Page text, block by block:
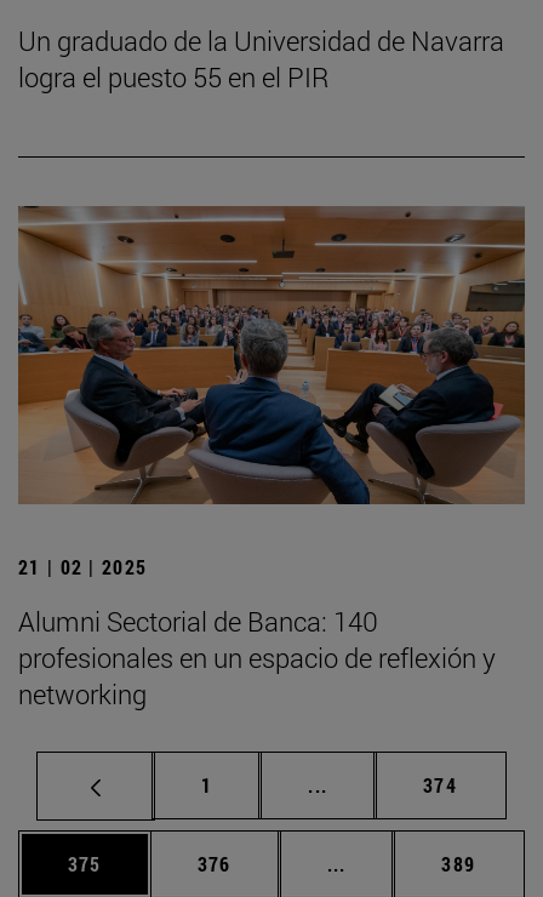
Un graduado de la Universidad de Navarra
logra el puesto 55 en el PIR
21 | 02 | 2025
Alumni Sectorial de Banca: 140
profesionales en un espacio de reflexión y
networking
Página
1 ... Páginas intermedias
Página
374
Página
375 Página
376 ... Páginas intermedias
Página
389